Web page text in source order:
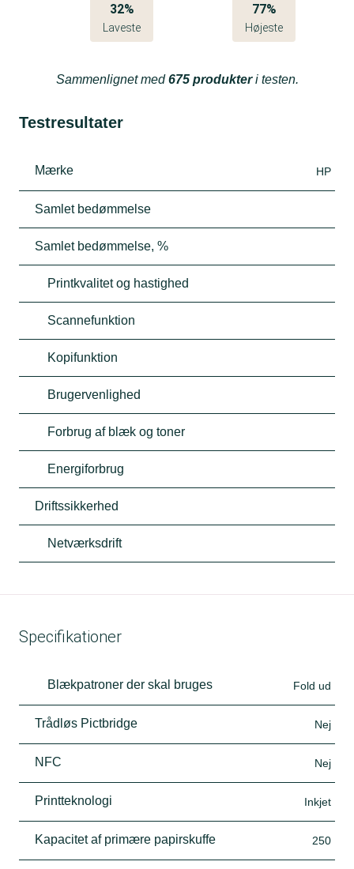
32%
Laveste
77%
Højeste
Sammenlignet med675 produkteri testen.
Testresultater
Mærke HP
Samlet bedømmelse
Samlet bedømmelse, %
Printkvalitet og hastighed
Scannefunktion
Kopifunktion
Brugervenlighed
Forbrug af blæk og toner
Energiforbrug
Driftssikkerhed
Netværksdrift
Specifikationer
Blækpatroner der skal bruges Fold ud
Trådløs Pictbridge Nej
NFC Nej
Printteknologi Inkjet
Kapacitet af primære papirskuffe 250